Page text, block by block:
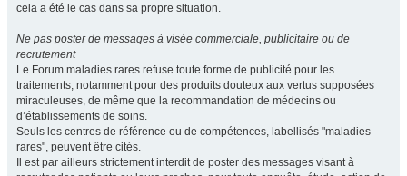
cela a été le cas dans sa propre situation.
Ne pas poster de messages à visée commerciale, publicitaire ou de
recrutement
Le Forum maladies rares refuse toute forme de publicité pour les
traitements, notamment pour des produits douteux aux vertus supposées
miraculeuses, de même que la recommandation de médecins ou
d’établissements de soins.
Seuls les centres de référence ou de compétences, labellisés "maladies
rares", peuvent être cités.
Il est par ailleurs strictement interdit de poster des messages visant à